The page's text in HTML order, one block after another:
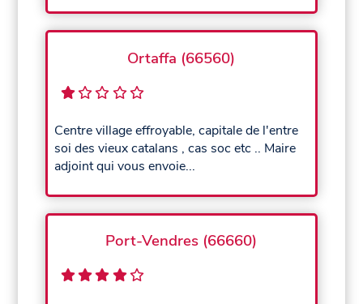
Ortaffa (66560)
Centre village effroyable, capitale de l'entre
soi des vieux catalans , cas soc etc .. Maire
adjoint qui vous envoie...
Port-Vendres (66660)